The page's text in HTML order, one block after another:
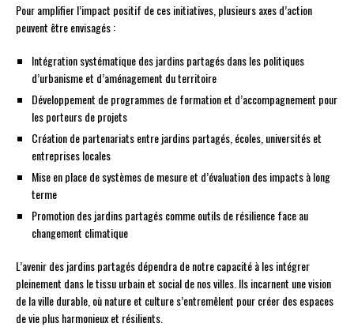
Pour amplifier l’impact positif de ces initiatives, plusieurs axes d’action
peuvent être envisagés :
Intégration systématique des jardins partagés dans les politiques
d’urbanisme et d’aménagement du territoire
Développement de programmes de formation et d’accompagnement pour
les porteurs de projets
Création de partenariats entre jardins partagés, écoles, universités et
entreprises locales
Mise en place de systèmes de mesure et d’évaluation des impacts à long
terme
Promotion des jardins partagés comme outils de résilience face au
changement climatique
L’avenir des jardins partagés dépendra de notre capacité à les intégrer
pleinement dans le tissu urbain et social de nos villes. Ils incarnent une vision
de la ville durable, où nature et culture s’entremêlent pour créer des espaces
de vie plus harmonieux et résilients.